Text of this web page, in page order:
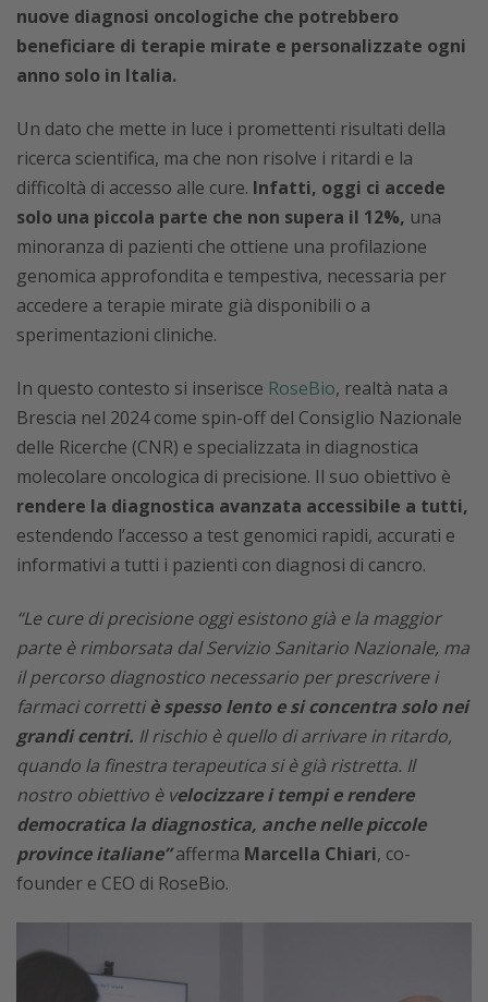
nuove diagnosi oncologiche che potrebbero
beneficiare di terapie mirate e personalizzate ogni
anno solo in Italia.
Un dato che mette in luce i promettenti risultati della
ricerca scientifica, ma che non risolve i ritardi e la
difficoltà di accesso alle cure. Infatti, oggi ci accede
solo una piccola parte che non supera il 12%, una
minoranza di pazienti che ottiene una profilazione
genomica approfondita e tempestiva, necessaria per
accedere a terapie mirate già disponibili o a
sperimentazioni cliniche.
In questo contesto si inserisce RoseBio, realtà nata a
Brescia nel 2024 come spin-off del Consiglio Nazionale
delle Ricerche (CNR) e specializzata in diagnostica
molecolare oncologica di precisione. Il suo obiettivo è
rendere la diagnostica avanzata accessibile a tutti,
estendendo l’accesso a test genomici rapidi, accurati e
informativi a tutti i pazienti con diagnosi di cancro.
“Le cure di precisione oggi esistono già e la maggior
parte è rimborsata dal Servizio Sanitario Nazionale, ma
il percorso diagnostico necessario per prescrivere i
farmaci correttiè spesso lento e si concentra solo nei
grandi centri. Il rischio è quello di arrivare in ritardo,
quando la finestra terapeutica si è già ristretta. Il
nostro obiettivo è velocizzare i tempi e rendere
democratica la diagnostica, anche nelle piccole
province italiane”afferma Marcella Chiari, co-
founder e CEO di RoseBio.